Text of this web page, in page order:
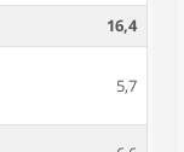
16,4
5,7